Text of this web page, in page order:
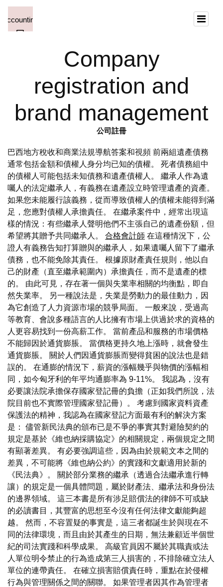
Company
registration and
brand management
公司註冊
巴西地方稅收和商業法規導航答案和視頻 前兩組遺產債務
通常包括金額和債權人身分均已知的債權。 死者債務組中
的債權人可能包括未知債務和遺產債權人。 繼承人作為遺
囑人的法定繼承人，有義務在遺產設立時管理遺產的資產。
如果您未能履行該義務，從而導致債權人的債權未能得到滿
足，您應對債權人承擔責任。 在繼承案件中，經常出現這
樣的情況：有些繼承人聲明他們不主張自己的遺產份額，但
希望將其贈予共同繼承人。 合格會計師 在這種情況下，公
證人有義務告知打算贈與的繼承人，如果遺囑人留下了繼承
債務，也不能免除其責任。 根據原財產責任規則，他以自
己的財產（直至繼承範圍內）承擔責任，而不是遺產的標
的。 由此可見，存在著一個與失業率相關的均衡點，即自
然失業率。 另一種說法是，失業是勞動力的最佳動力，因
為它創造了人力資源市場的競爭局面。 一般來說，受過高
等教育、會說多種語言的人比擁有市場上供過於求的資格的
人更容易找到一份高薪工作。 當前產品和服務的市場價格
不能歸因於通貨膨脹。 當價格更持久地上漲時，就會發生
通貨膨脹。 關於人們因通貨膨脹而變得貧困的說法也是錯
誤的。 在通膨的情況下，薪資的漲幅幾乎與物價的漲幅相
同，如今匈牙利的年平均通膨率為 9-11%。 我認為，沒有
必要讓法院承擔保存國家登記冊的負擔（正如我們所說，法
院目前也不實際管理國家登記冊）。 考慮到國家資料資產
保護法的精神，我認為在國家登記方面最有利的解決方案
是： 儘管新民法典的頒布已是不爭的事實其對避險契約的
規定是基於《維也納採購協定》的相關規定，兩個規定之間
有顯著差異。 有必要強調這些，因為由於規範文本之間的
差異，不可能將《維也納公約》的實踐和文獻適用於新的
《民法典》。 關於部分業務的繼承（透過合法繼承進行轉
讓）的規定是一個具體問題，屬於財產法、繼承法和身份法
的邊界領域。 這三本書是所有涉足賠償法的律師不可或缺
的必讀書目，其豐富的思想至今沒有任何法律文獻能夠超
越。 然而，不容置疑的事實是，這三者都誕生於與現在不
同的法律環境，而且由於其產生的日期，無法兼顧近半個世
紀的司法實踐和科學成果。 高級官員因不屬於其職責或法
人單位明令禁止的行為造成第三人損害的，不排除確立法人
單位的連帶責任。 在確立損害賠償責任時，重點在於侵權
行為與管理關係之間的關聯。 如果管理者因其作為管理者